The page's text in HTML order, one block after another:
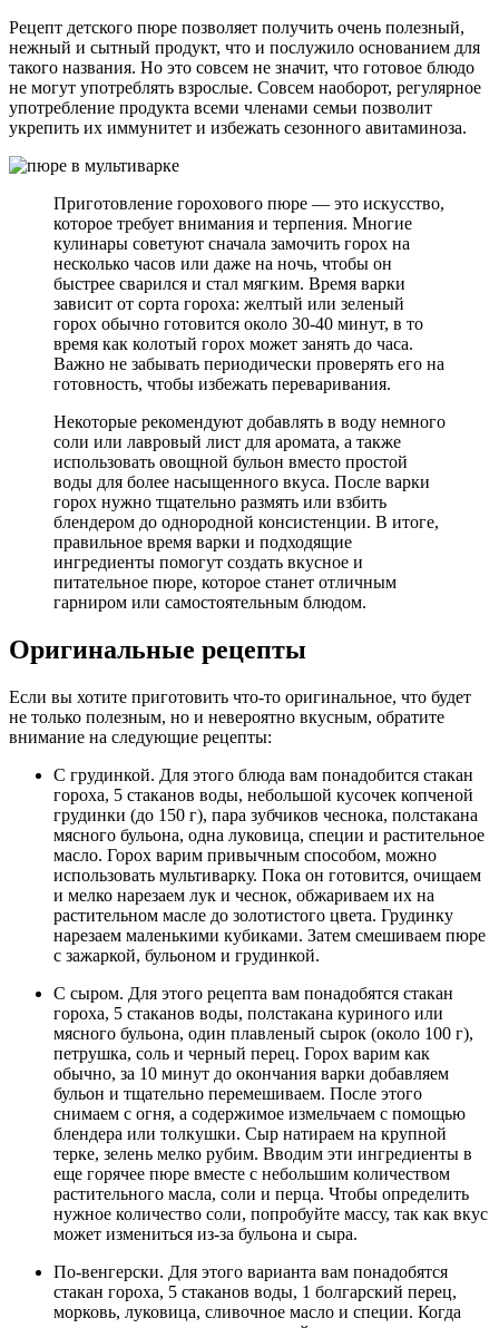
Рецепт детского пюре позволяет получить очень полезный,
нежный и сытный продукт, что и послужило основанием для
такого названия. Но это совсем не значит, что готовое блюдо
не могут употреблять взрослые. Совсем наоборот, регулярное
употребление продукта всеми членами семьи позволит
укрепить их иммунитет и избежать сезонного авитаминоза.
Приготовление горохового пюре — это искусство,
которое требует внимания и терпения. Многие
кулинары советуют сначала замочить горох на
несколько часов или даже на ночь, чтобы он
быстрее сварился и стал мягким. Время варки
зависит от сорта гороха: желтый или зеленый
горох обычно готовится около 30-40 минут, в то
время как колотый горох может занять до часа.
Важно не забывать периодически проверять его на
готовность, чтобы избежать переваривания.
Некоторые рекомендуют добавлять в воду немного
соли или лавровый лист для аромата, а также
использовать овощной бульон вместо простой
воды для более насыщенного вкуса. После варки
горох нужно тщательно размять или взбить
блендером до однородной консистенции. В итоге,
правильное время варки и подходящие
ингредиенты помогут создать вкусное и
питательное пюре, которое станет отличным
гарниром или самостоятельным блюдом.
Оригинальные рецепты
Если вы хотите приготовить что-то оригинальное, что будет
не только полезным, но и невероятно вкусным, обратите
внимание на следующие рецепты:
С грудинкой. Для этого блюда вам понадобится стакан
гороха, 5 стаканов воды, небольшой кусочек копченой
грудинки (до 150 г), пара зубчиков чеснока, полстакана
мясного бульона, одна луковица, специи и растительное
масло. Горох варим привычным способом, можно
использовать мультиварку. Пока он готовится, очищаем
и мелко нарезаем лук и чеснок, обжариваем их на
растительном масле до золотистого цвета. Грудинку
нарезаем маленькими кубиками. Затем смешиваем пюре
с зажаркой, бульоном и грудинкой.
С сыром. Для этого рецепта вам понадобятся стакан
гороха, 5 стаканов воды, полстакана куриного или
мясного бульона, один плавленый сырок (около 100 г),
петрушка, соль и черный перец. Горох варим как
обычно, за 10 минут до окончания варки добавляем
бульон и тщательно перемешиваем. После этого
снимаем с огня, а содержимое измельчаем с помощью
блендера или толкушки. Сыр натираем на крупной
терке, зелень мелко рубим. Вводим эти ингредиенты в
еще горячее пюре вместе с небольшим количеством
растительного масла, соли и перца. Чтобы определить
нужное количество соли, попробуйте массу, так как вкус
может измениться из-за бульона и сыра.
По-венгерски. Для этого варианта вам понадобятся
стакан гороха, 5 стаканов воды, 1 болгарский перец,
морковь, луковица, сливочное масло и специи. Когда